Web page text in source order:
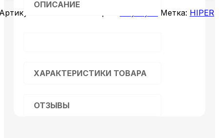
Метка: HIPER
ОПИСАНИЕ
ХАРАКТЕРИСТИКИ ТОВАРА
ОТЗЫВЫ